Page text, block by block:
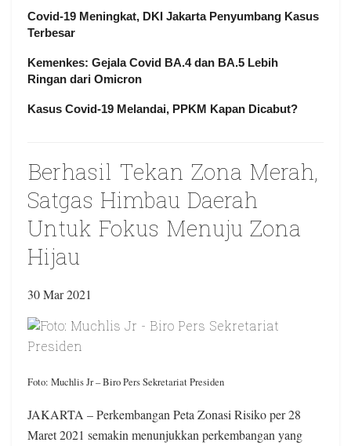
Covid-19 Meningkat, DKI Jakarta Penyumbang Kasus
Terbesar
Kemenkes: Gejala Covid BA.4 dan BA.5 Lebih
Ringan dari Omicron
Kasus Covid-19 Melandai, PPKM Kapan Dicabut?
Berhasil Tekan Zona Merah,
Satgas Himbau Daerah
Untuk Fokus Menuju Zona
Hijau
30 Mar 2021
Foto: Muchlis Jr – Biro Pers Sekretariat Presiden
JAKARTA – Perkembangan Peta Zonasi Risiko per 28
Maret 2021 semakin menunjukkan perkembangan yang